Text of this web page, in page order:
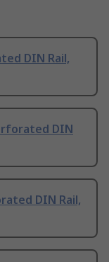
DIN Rail,
DIN
DIN Rail,